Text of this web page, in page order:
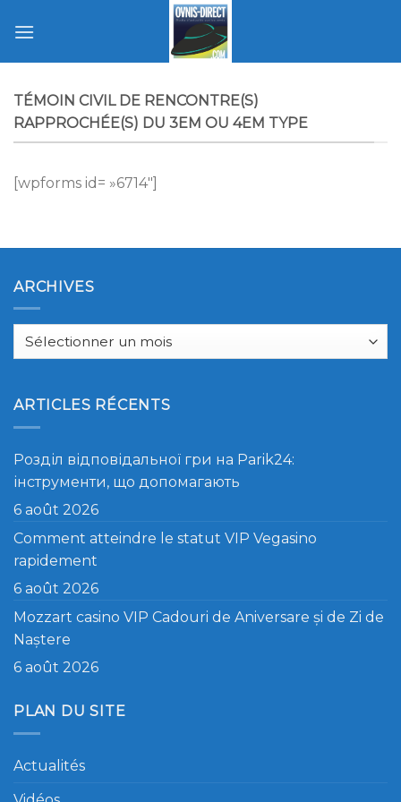
TÉMOIN CIVIL DE RENCONTRE(S)
RAPPROCHÉE(S) DU 3EM OU 4EM TYPE
[wpforms id= »6714″]
ARCHIVES
Archives
ARTICLES RÉCENTS
Розділ відповідальної гри на Parik24:
інструменти, що допомагають
6 août 2026
Comment atteindre le statut VIP Vegasino
rapidement
6 août 2026
Mozzart casino VIP Cadouri de Aniversare și de Zi de
Naștere
6 août 2026
PLAN DU SITE
Actualités